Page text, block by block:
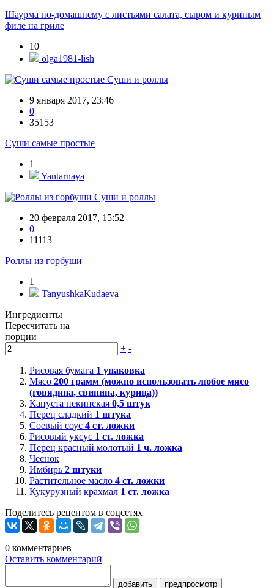
Шаурма по-домашнему с листьями салата, сыром и куриным
филе на гриле
10
olga1981-lish
Суши и роллы
9 января 2017, 23:46
0
35153
Суши самые простые
1
Yantarnaya
Суши и роллы
20 февраля 2017, 15:52
0
11113
Роллы из горбуши
1
TanyushkaKudaeva
Ингредиенты
Пересчитать на
порции
+ -
Рисовая бумага 1 упаковка
Мясо 200 грамм (можно использовать любое мясо
(говядина, свинина, курица))
Капуста пекинская 0,5 штук
Перец сладкий 1 штука
Соевый соус 4 ст. ложки
Рисовый уксус 1 ст. ложка
Перец красный молотый 1 ч. ложка
Чеснок
Имбирь 2 штуки
Растительное масло 4 ст. ложки
Кукурузный крахмал 1 ст. ложка
Поделитесь рецептом в соцсетях
0 комментариев
Оставить комментарий
добавить предпросмотр